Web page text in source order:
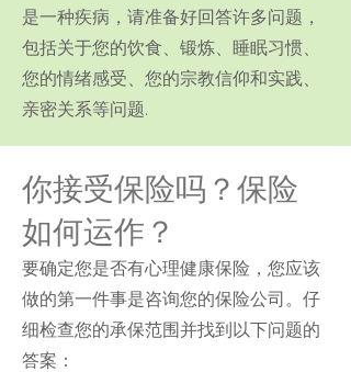
是一种疾病，请准备好回答许多问题，
包括关于您的饮食、锻炼、睡眠习惯、
您的情绪感受、您的宗教信仰和实践、
亲密关系等问题.
你接受保险吗？保险
如何运作？
要确定您是否有心理健康保险，您应该
做的第一件事是咨询您的保险公司。仔
细检查您的承保范围并找到以下问题的
答案：